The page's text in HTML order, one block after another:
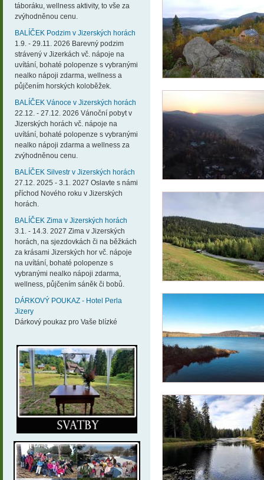
táboráku, wellness aktivity, to vše za
zvýhodněnou cenu.
BALÍČEK Podzim v Jizerských horách
1.9. - 29.11. 2026 Barevný podzim
strávený v Jizerkách vč. nápoje na
uvítání, bohaté polopenze s vybranými
nealko nápoji zdarma, wellness a
půjčením horských koloběžek.
BALÍČEK Vánoce v Jizerských horách
22.12. - 27.12. 2026 Vánoční pobyt v
Jizerských horách vč. nápoje na
uvítání, bohaté polopenze s vybranými
nealko nápoji zdarma a wellness za
zvýhodněnou cenu.
BALÍČEK Silvestr v Jizerských horách
27.12. 2025 - 3.1. 2027 Oslavte s námi
příchod Nového roku v Jizerských
horách.
BALÍČEK Zima v Jizerských horách
3.1. - 14.3. 2027 Zima v Jizerských
horách, na sjezdovkách či na běžkách
za krásami Jizerských hor vč. nápoje
na uvítání, bohaté polopenze s
vybranými nealko nápoji zdarma,
wellness, půjčením sáněk či bobů.
DÁRKOVÝ POUKAZ - Hotel Perla
Jizery
Dárkový poukaz pro Vaše blízké